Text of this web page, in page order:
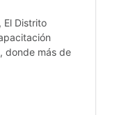
El Distrito
donde más de